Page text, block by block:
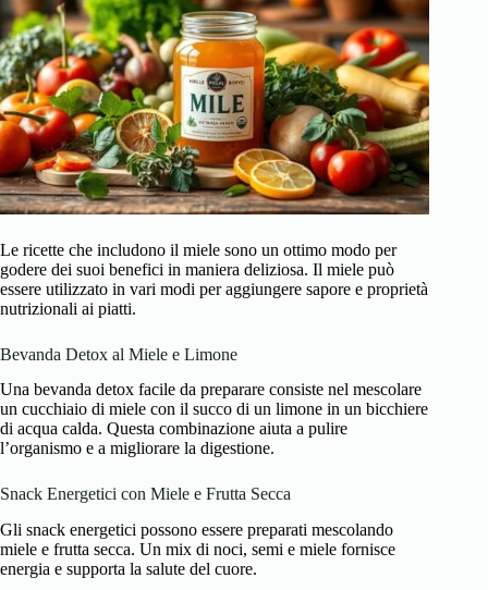
Le ricette che includono il miele sono un ottimo modo per
godere dei suoi benefici in maniera deliziosa. Il miele può
essere utilizzato in vari modi per aggiungere sapore e proprietà
nutrizionali ai piatti.
Bevanda Detox al Miele e Limone
Una bevanda detox facile da preparare consiste nel mescolare
un cucchiaio di miele con il succo di un limone in un bicchiere
di acqua calda. Questa combinazione aiuta a pulire
l’organismo e a migliorare la digestione.
Snack Energetici con Miele e Frutta Secca
Gli snack energetici possono essere preparati mescolando
miele e frutta secca. Un mix di noci, semi e miele fornisce
energia e supporta la salute del cuore.